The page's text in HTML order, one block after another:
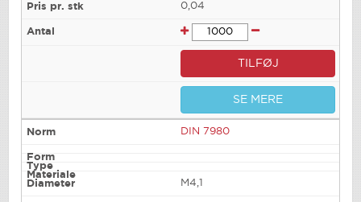
0,04
TILFØJ
SE MERE
DIN 7980
M4,1